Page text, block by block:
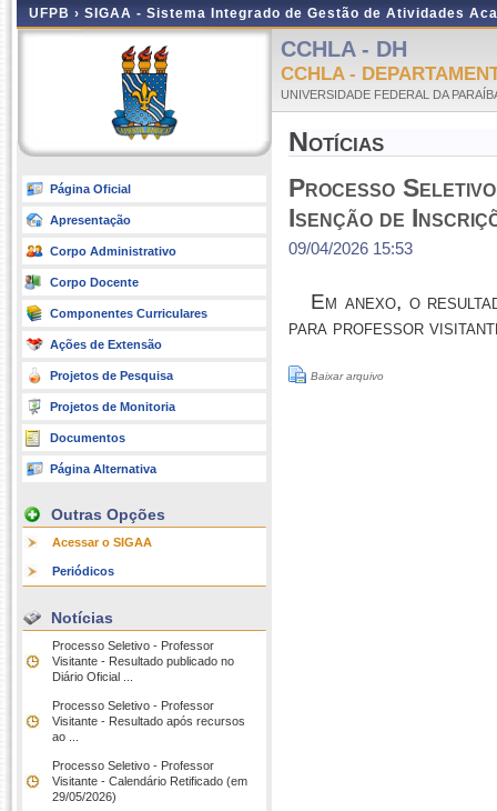
UFPB › SIGAA - Sistema Integrado de Gestão de Atividades
Página Oficial
Apresentação
Corpo Administrativo
Corpo Docente
Componentes Curriculares
Ações de Extensão
Projetos de Pesquisa
Projetos de Monitoria
Documentos
Página Alternativa
Outras Opções
Acessar o SIGAA
Periódicos
Notícias
Processo Seletivo - Professor
Visitante - Resultado publicado no
Diário Oficial ...
Processo Seletivo - Professor
Visitante - Resultado após recursos
ao ...
Processo Seletivo - Professor
Visitante - Calendário Retificado (em
29/05/2026)
CCHLA - DH
CCHLA -
UNIVERSIDADE FEDERAL DA
Notícias
Processo
Isenção de
09/04/2026 15:53
Em anexo, o
para professor
Baixar arquivo